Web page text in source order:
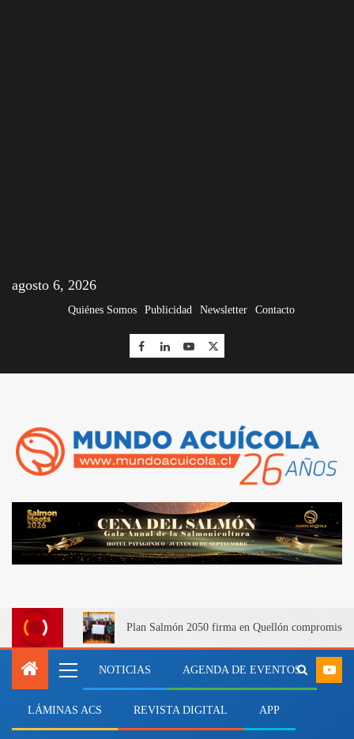
agosto 6, 2026
Quiénes Somos Publicidad Newsletter Contacto
Plan Salmón 2050 firma en Quellón compromiso
NOTICIAS AGENDA DE EVENTOS
LÁMINAS ACS REVISTA DIGITAL APP